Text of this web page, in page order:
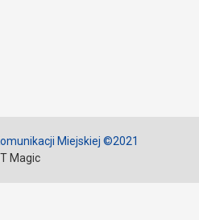
Miejskiej ©2021
IT Magic